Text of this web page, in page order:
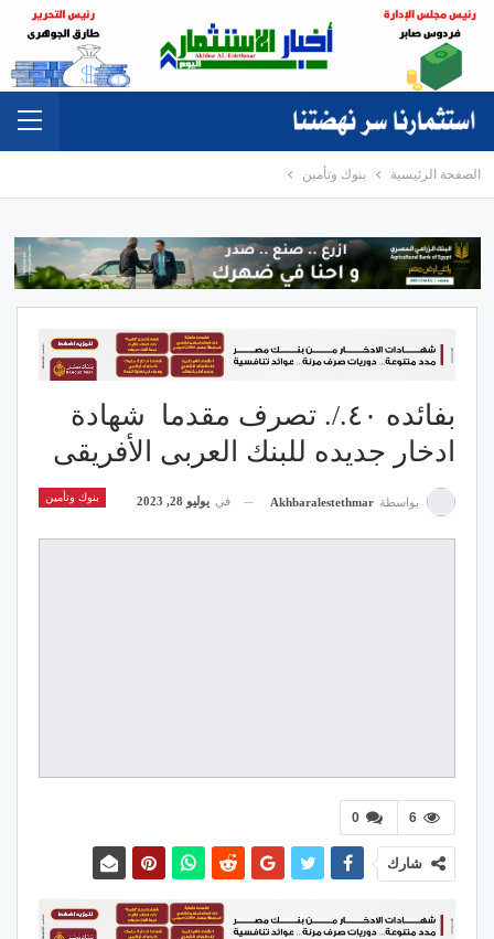
الصفحة الرئيسية بنوك وتأمين
بفائده ٤٠./. تصرف مقدما شهادة
ادخار جديده للبنك العربى الأفريقى
بنوك وتأمين بواسطة Akhbaralestethmar في يوليو 28, 2023
0 6
شارك